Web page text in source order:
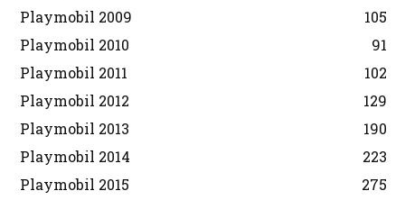
Playmobil 2009
105
Playmobil 2010
91
Playmobil 2011
102
Playmobil 2012
129
Playmobil 2013
190
Playmobil 2014
223
Playmobil 2015
275